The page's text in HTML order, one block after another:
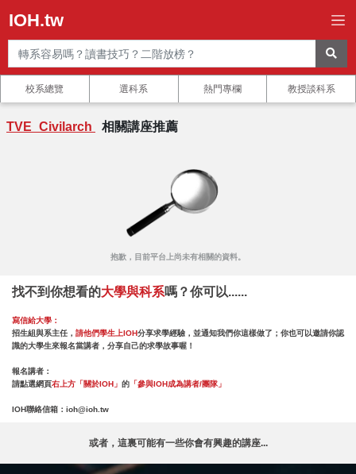
IOH.tw
校系總覽 選科系 熱門專欄 教授談科系
TVE_Civilarch 相關講座推薦
抱歉，目前平台上尚未有相關的資料。
找不到你想看的大學與科系嗎？你可以......
寫信給大學：
招生組與系主任， 請他們學生上IOH分享求學經驗，並通知我們你這樣做了；你也可以邀請你認
識的大學生來報名當講者，分享自己的求學故事喔！
報名講者：
請點選網頁右上方「關於IOH」 的 「參與IOH成為講者/團隊」
IOH聯絡信箱： ioh@ioh.tw
或者，這裏可能有一些你會有興趣的講座...